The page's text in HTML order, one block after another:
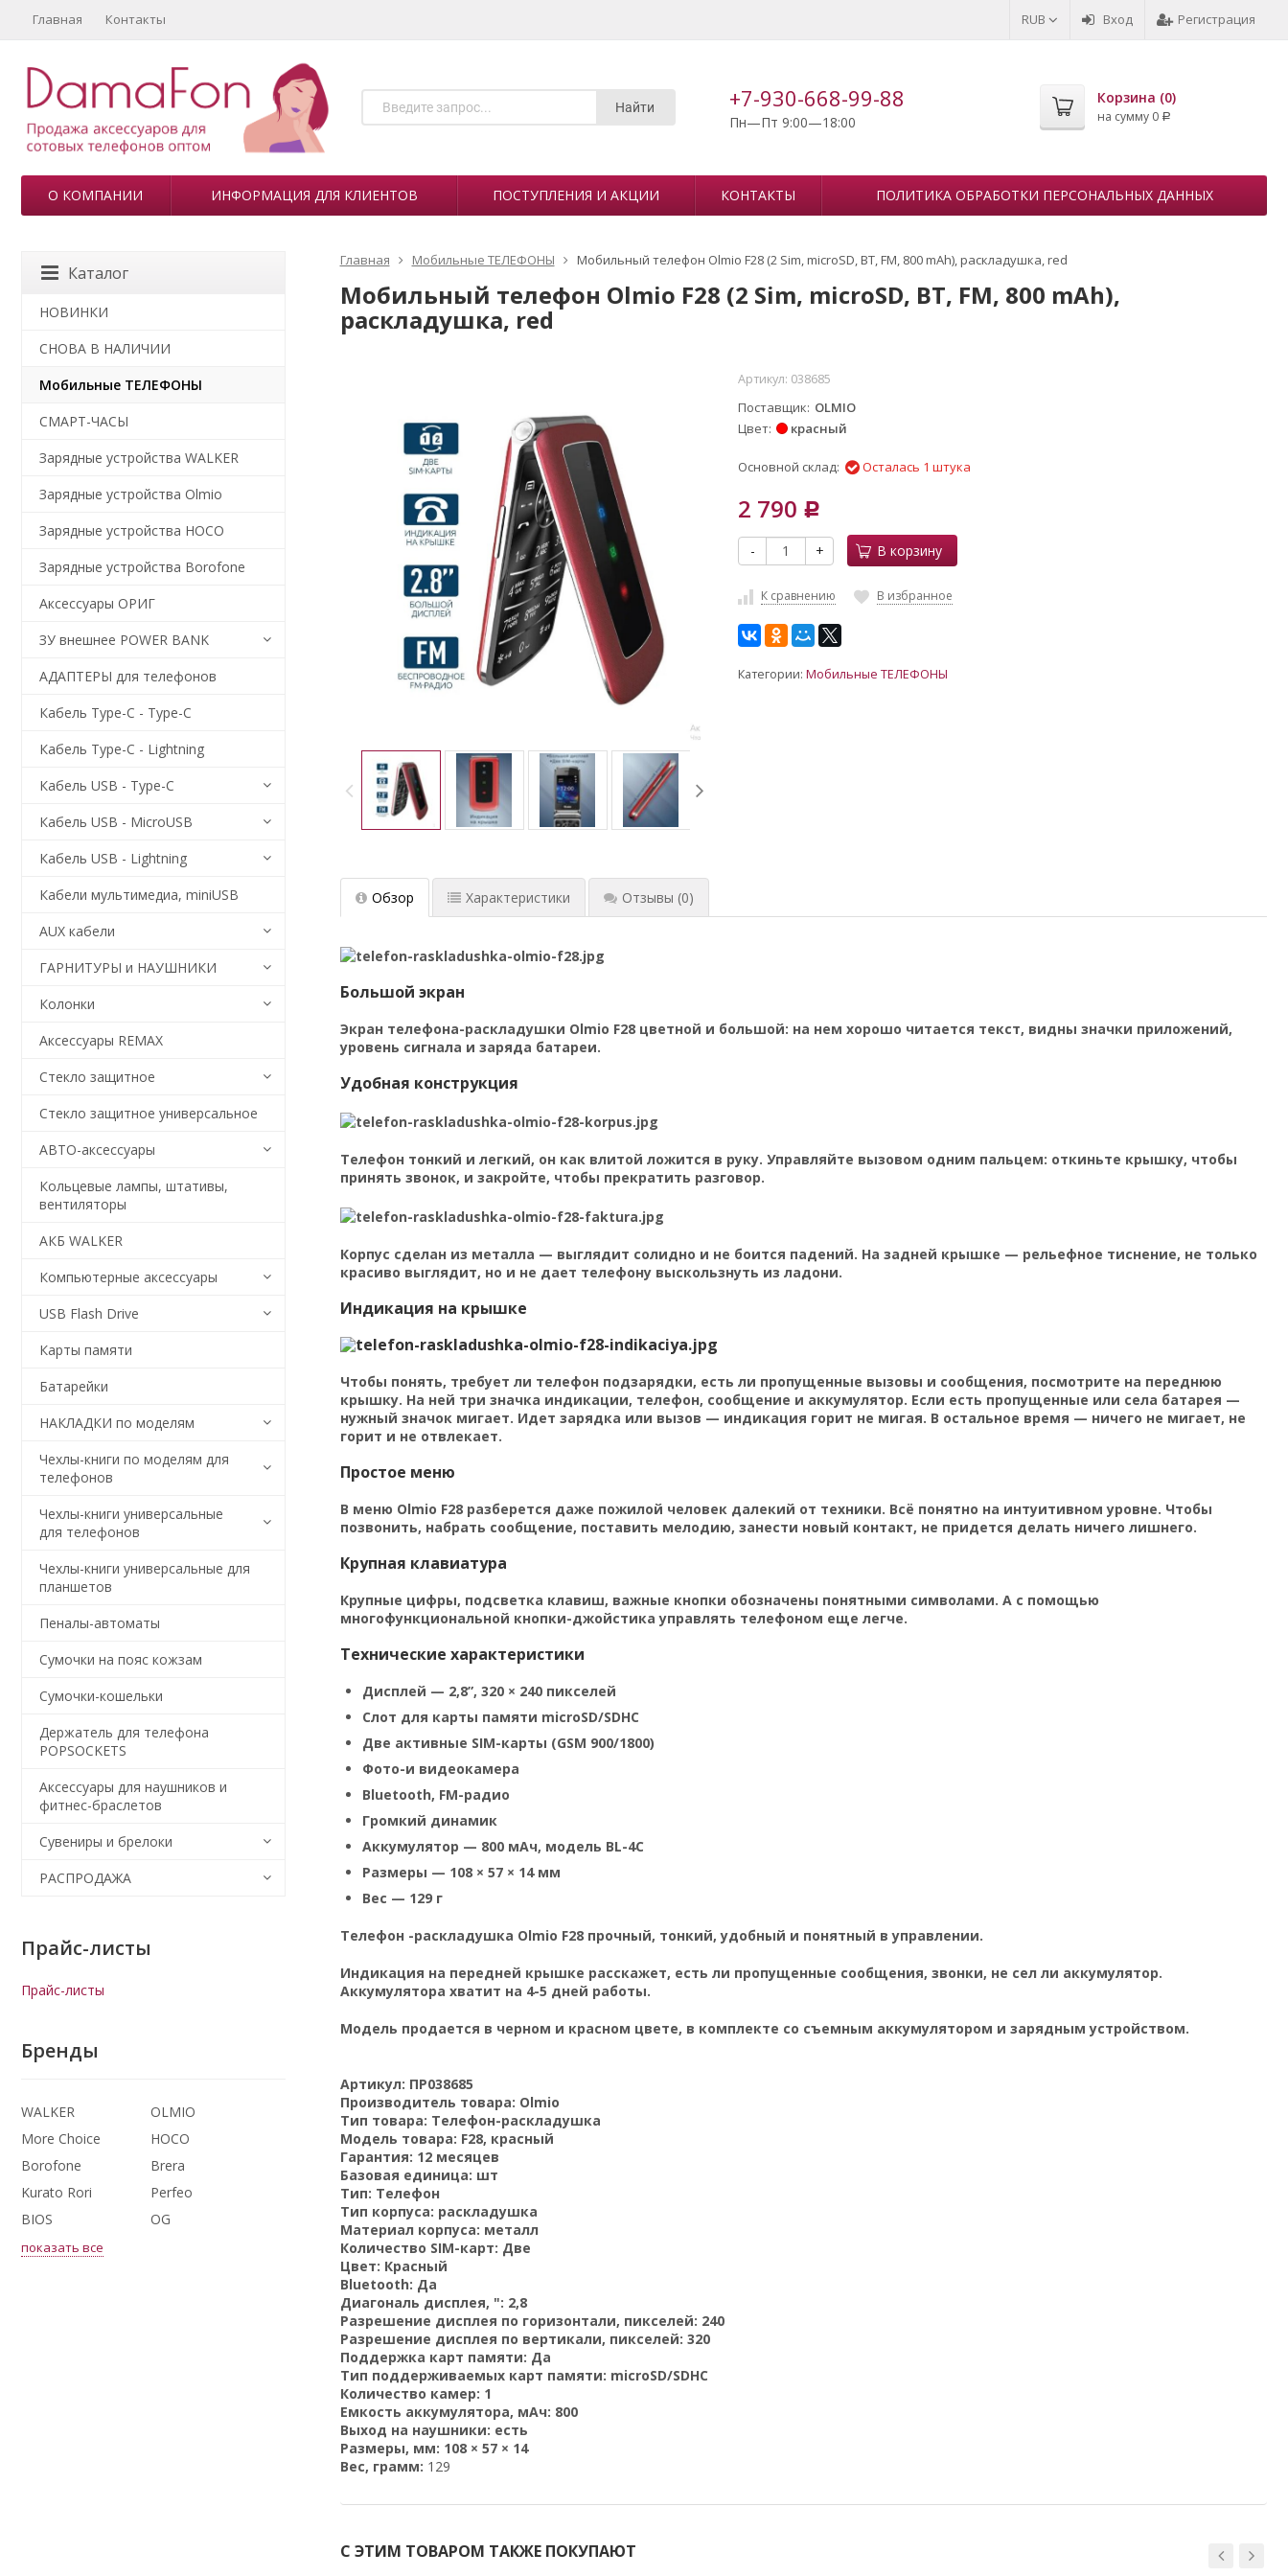
RUB Вход Регистрация
Главная Контакты
Найти +7-930-668-99-88
Пн—Пт 9:00—18:00
Корзина (0)
на сумму 0 Р
О КОМПАНИИ ИНФОРМАЦИЯ ДЛЯ КЛИЕНТОВ ПОСТУПЛЕНИЯ И АКЦИИ КОНТАКТЫ ПОЛИТИКА ОБРАБОТКИ ПЕРСОНАЛЬНЫХ ДАННЫХ
Главная Мобильные ТЕЛЕФОНЫ Мобильный телефон Olmio F28 (2 Sim, microSD, BT, FM, 800 mAh), раскладушка, red
Мобильный телефон Olmio F28 (2 Sim, microSD, BT, FM, 800 mAh),
раскладушка, red
Артикул: 038685
Поставщик OLMIO
Цвет
красный
Основной склад: Осталась 1 штука
2 790 Р
- + В корзину
К сравнению В избранное
Категории:Мобильные ТЕЛЕФОНЫ
Обзор Характеристики Отзывы (0)
Большой экран
Экран телефона-раскладушки Olmio F28 цветной и большой: на нем хорошо читается текст, видны значки приложений,
уровень сигнала и заряда батареи.
Удобная конструкция
Телефон тонкий и легкий, он как влитой ложится в руку. Управляйте вызовом одним пальцем: откиньте крышку, чтобы
принять звонок, и закройте, чтобы прекратить разговор.
Корпус сделан из металла — выглядит солидно и не боится падений. На задней крышке — рельефное тиснение, не только
красиво выглядит, но и не дает телефону выскользнуть из ладони.
Индикация на крышке
Чтобы понять, требует ли телефон подзарядки, есть ли пропущенные вызовы и сообщения, посмотрите на переднюю
крышку. На ней три значка индикации, телефон, сообщение и аккумулятор. Если есть пропущенные или села батарея —
нужный значок мигает. Идет зарядка или вызов — индикация горит не мигая. В остальное время — ничего не мигает, не
горит и не отвлекает.
Простое меню
В меню Olmio F28 разберется даже пожилой человек далекий от техники. Всё понятно на интуитивном уровне. Чтобы
позвонить, набрать сообщение, поставить мелодию, занести новый контакт, не придется делать ничего лишнего.
Крупная клавиатура
Крупные цифры, подсветка клавиш, важные кнопки обозначены понятными символами. А с помощью
многофункциональной кнопки-джойстика управлять телефоном еще легче.
Технические характеристики
Дисплей — 2,8”, 320 × 240 пикселей
Слот для карты памяти microSD/SDHC
Две активные SIM-карты (GSM 900/1800)
Фото-и видеокамера
Bluetooth, FM-радио
Громкий динамик
Аккумулятор — 800 мАч, модель BL-4C
Размеры — 108 × 57 × 14 мм
Вес — 129 г
Телефон -раскладушка Olmio F28 прочный, тонкий, удобный и понятный в управлении.
Индикация на передней крышке расскажет, есть ли пропущенные сообщения, звонки, не сел ли аккумулятор.
Аккумулятора хватит на 4-5 дней работы.
Модель продается в черном и красном цвете, в комплекте со съемным аккумулятором и зарядным устройством.
Артикул: ПР038685
Производитель товара: Olmio
Тип товара: Телефон-раскладушка
Модель товара: F28, красный
Гарантия: 12 месяцев
Базовая единица: шт
Тип: Телефон
Тип корпуса: раскладушка
Материал корпуса: металл
Количество SIM-карт: Две
Цвет: Красный
Bluetooth: Да
Диагональ дисплея, ": 2,8
Разрешение дисплея по горизонтали, пикселей: 240
Разрешение дисплея по вертикали, пикселей: 320
Поддержка карт памяти: Да
Тип поддерживаемых карт памяти: microSD/SDHC
Количество камер: 1
Емкость аккумулятора, мАч: 800
Выход на наушники: есть
Размеры, мм: 108 × 57 × 14
Вес, грамм: 129
С ЭТИМ ТОВАРОМ ТАКЖЕ ПОКУПАЮТ
Каталог
НОВИНКИ
СНОВА В НАЛИЧИИ
Мобильные ТЕЛЕФОНЫ
СМАРТ-ЧАСЫ
Зарядные устройства WALKER
Зарядные устройства Olmio
Зарядные устройства HOCO
Зарядные устройства Borofone
Аксессуары ОРИГ
ЗУ внешнее POWER BANK
АДАПТЕРЫ для телефонов
Кабель Type-C - Type-C
Кабель Type-C - Lightning
Кабель USB - Type-C
Кабель USB - MicroUSB
Кабель USB - Lightning
Кабели мультимедиа, miniUSB
AUX кабели
ГАРНИТУРЫ и НАУШНИКИ
Колонки
Аксессуары REMAX
Стекло защитное
Стекло защитное универсальное
АВТО-аксессуары
Кольцевые лампы, штативы,
вентиляторы
АКБ WALKER
Компьютерные аксессуары
USB Flash Drive
Карты памяти
Батарейки
НАКЛАДКИ по моделям
Чехлы-книги по моделям для
телефонов
Чехлы-книги универсальные
для телефонов
Чехлы-книги универсальные для
планшетов
Пеналы-автоматы
Сумочки на пояс кожзам
Сумочки-кошельки
Держатель для телефона
POPSOCKETS
Аксессуары для наушников и
фитнес-браслетов
Сувениры и брелоки
РАСПРОДАЖА
Прайс-листы
Прайс-листы
Бренды
WALKER
OLMIO
More Choice
HOCO
Borofone
Brera
Kurato Rori
Perfeo
BIOS
OG
показать все